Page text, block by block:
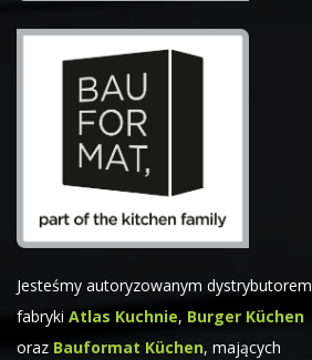
Jesteśmy autoryzowanym dystrybutorem
fabryki Atlas Kuchnie, Burger Küchen
oraz Bauformat Küchen, mających